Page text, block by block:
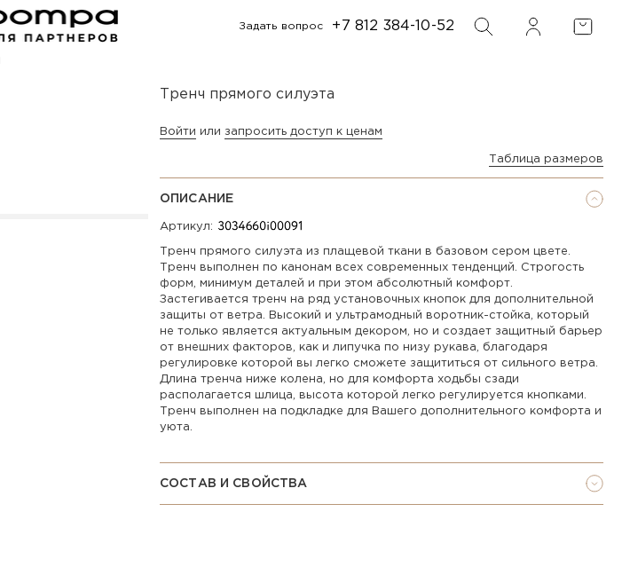
Задать вопрос +7 812 384-10-52 ФИЛЬТР
ПОИСК
Тренч прямого силуэта
Войти или запросить доступ к ценам
Таблица размеров
ОПИСАНИЕ
Артикул:
Тренч прямого силуэта из плащевой ткани в базовом сером цвете.
Тренч выполнен по канонам всех современных тенденций. Строгость
форм, минимум деталей и при этом абсолютный комфорт.
Застегивается тренч на ряд установочных кнопок для дополнительной
защиты от ветра. Высокий и ультрамодный воротник-стойка, который
не только является актуальным декором, но и создает защитный барьер
от внешних факторов, как и липучка по низу рукава, благодаря
регулировке которой вы легко сможете защититься от сильного ветра.
Длина тренча ниже колена, но для комфорта ходьбы сзади
располагается шлица, высота которой легко регулируется кнопками.
Тренч выполнен на подкладке для Вашего дополнительного комфорта и
уюта.
СОСТАВ И СВОЙСТВА